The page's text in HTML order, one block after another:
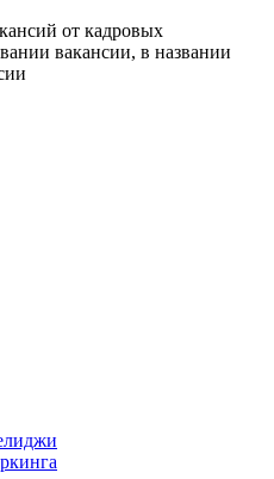
от кадровых
вакансии, в названии